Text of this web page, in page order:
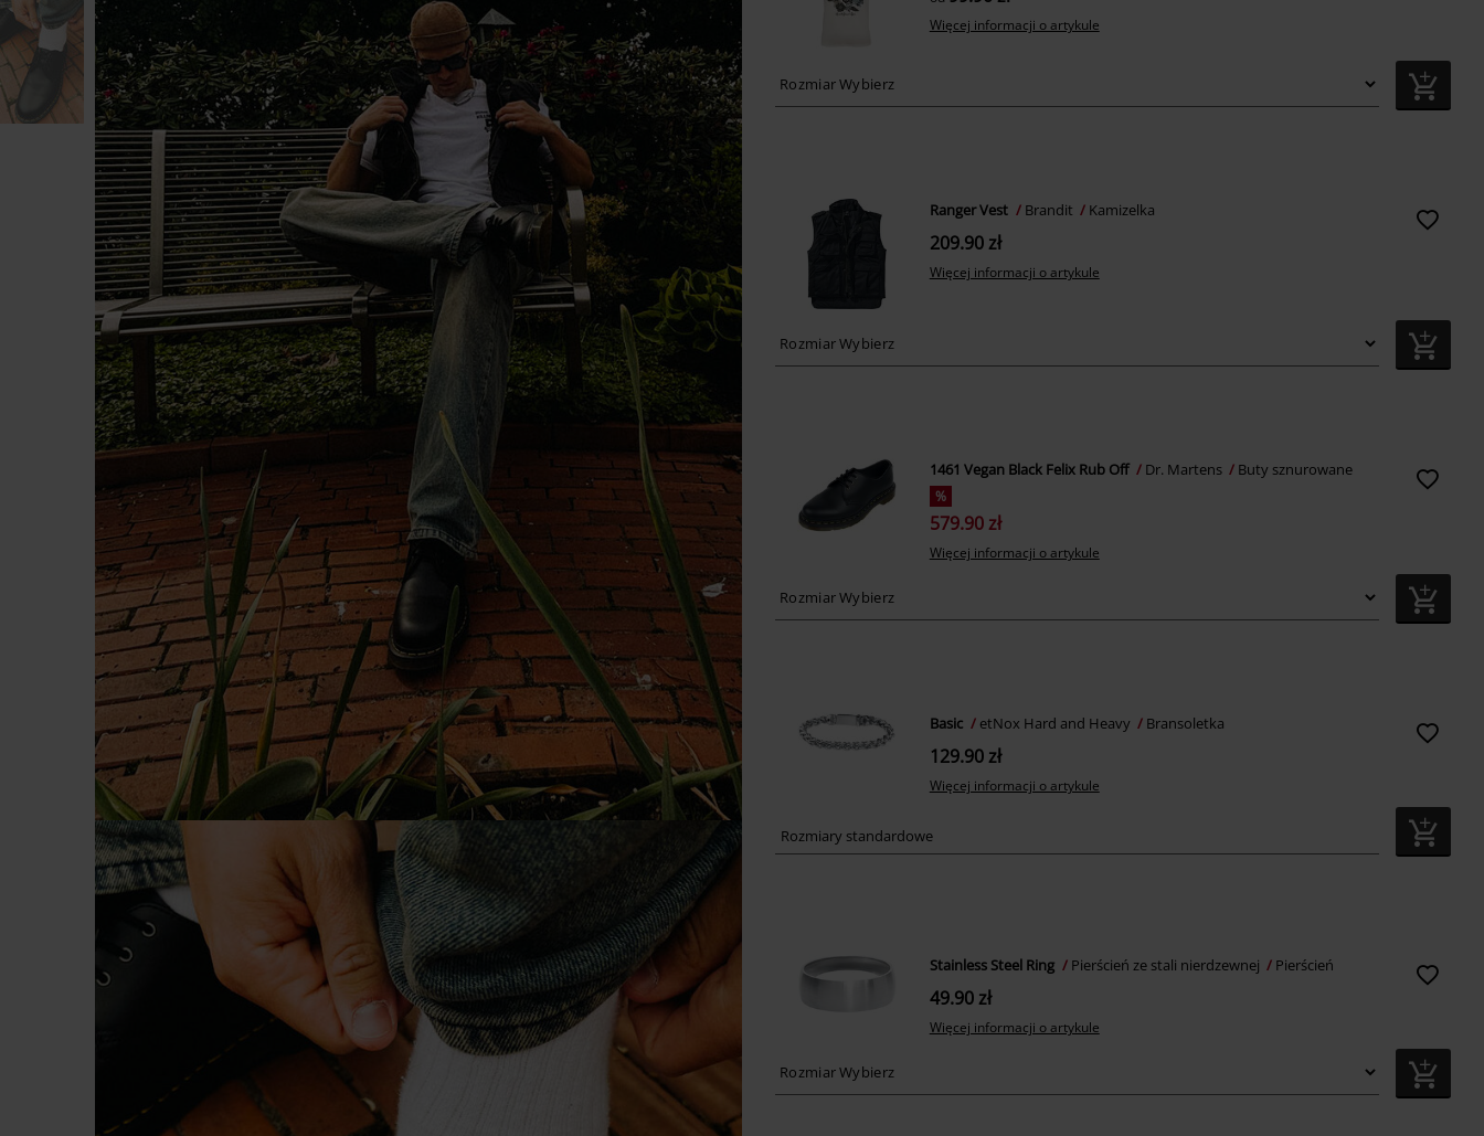
Więcej informacji o artykule
Ranger Vest Brandit Kamizelka
209.90 zł
Więcej informacji o artykule
1461 Vegan Black Felix Rub Off Dr. Martens Buty sznurowane
%
579.90 zł
Więcej informacji o artykule
Basic etNox Hard and Heavy Bransoletka
129.90 zł
Więcej informacji o artykule
Rozmiary standardowe
Stainless Steel Ring Pierścień ze stali nierdzewnej Pierścień
49.90 zł
Więcej informacji o artykule